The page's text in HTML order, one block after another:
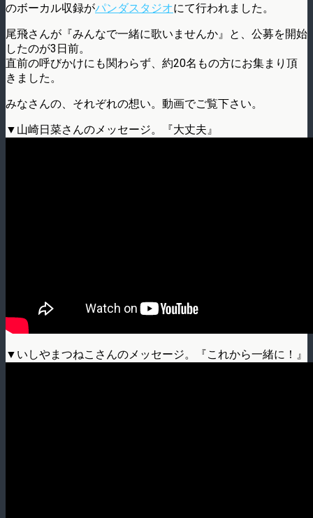
のボーカル収録がパンダスタジオにて行われました。
尾飛さんが『みんなで一緒に歌いませんか』と、公募を開始
したのが3日前。
直前の呼びかけにも関わらず、約20名もの方にお集まり頂
きました。
みなさんの、それぞれの想い。動画でご覧下さい。
▼山崎日菜さんのメッセージ。『大丈夫』
▼いしやまつねこさんのメッセージ。『これから一緒に！』